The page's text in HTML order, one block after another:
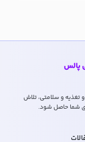
تغذیه و سلامتی، تلاش
شما حاصل شود.